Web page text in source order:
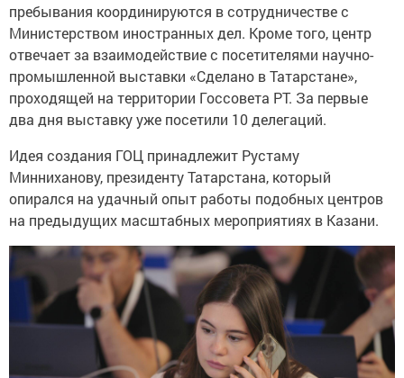
пребывания координируются в сотрудничестве с
Министерством иностранных дел. Кроме того, центр
отвечает за взаимодействие с посетителями научно-
промышленной выставки «Сделано в Татарстане»,
проходящей на территории Госсовета РТ. За первые
два дня выставку уже посетили 10 делегаций.
Идея создания ГОЦ принадлежит Рустаму
Минниханову, президенту Татарстана, который
опирался на удачный опыт работы подобных центров
на предыдущих масштабных мероприятиях в Казани.